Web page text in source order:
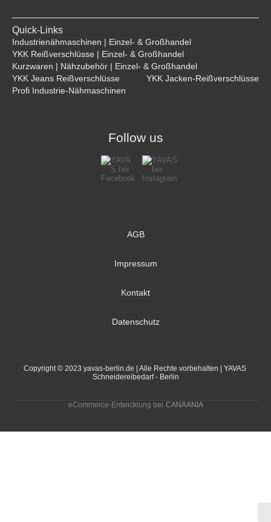
Quick-Links
Industrienähmaschinen | Einzel- & Großhandel
YKK Reißverschlüsse | Einzel- & Großhandel
Kurzwaren | Nähzubehör | Einzel- & Großhandel
YKK Jeans Reißverschlüsse
YKK Jacken-Reißverschlüsse
Profi Industrie-Nähmaschinen
Follow us
AGB
Impressum
Kontakt
Datenschutz
Copyright © 2023 yavas-berlin.de | Alle Rechte vorbehalten | YAVAS
Schneidereibedarf - Berlin
eCommerce-Entwicklung bei CANAANIA